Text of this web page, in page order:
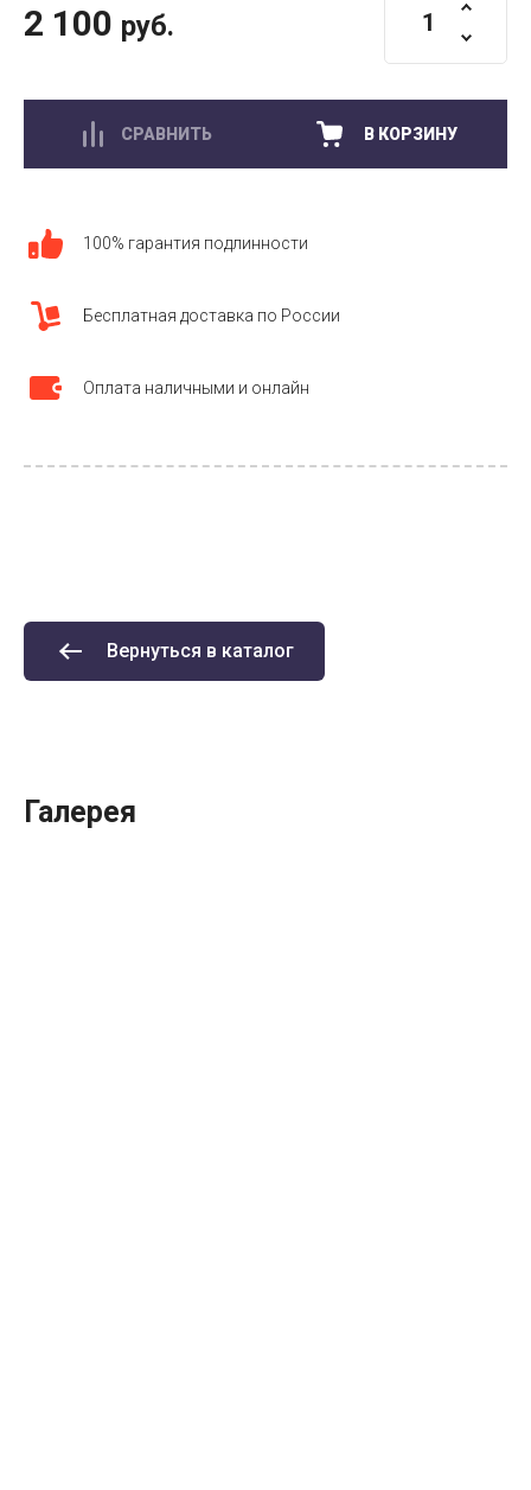
2 100 руб.
СРАВНИТЬ В КОРЗИНУ
100% гарантия подлинности
Бесплатная доставка по России
Оплата наличными и онлайн
Вернуться в каталог
Галерея